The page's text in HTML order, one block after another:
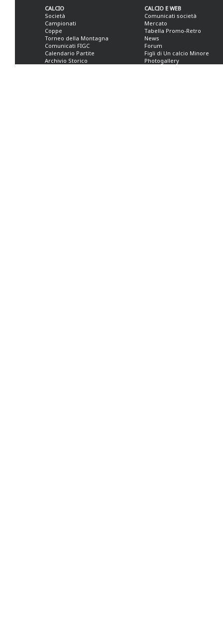
CALCIO
Società
Campionati
Coppe
Torneo della Montagna
Comunicati FIGC
Calendario Partite
Archivio Storico
CALCIO E WEB
Comunicati società
Mercato
Tabella Promo-Retro
News
Forum
Figli di Un calcio Minore
Photogallery